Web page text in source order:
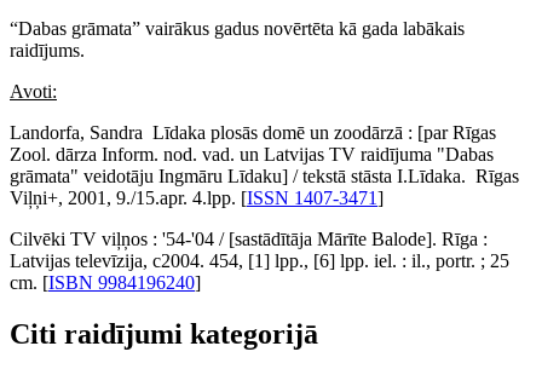
“Dabas grāmata” vairākus gadus novērtēta kā gada labākais
raidījums.
Avoti:
Landorfa, Sandra Līdaka plosās domē un zoodārzā : [par Rīgas
Zool. dārza Inform. nod. vad. un Latvijas TV raidījuma "Dabas
grāmata" veidotāju Ingmāru Līdaku] / tekstā stāsta I.Līdaka. Rīgas
Viļņi+, 2001, 9./15.apr. 4.lpp. [ISSN 1407-3471]
Cilvēki TV viļņos : '54-'04 / [sastādītāja Mārīte Balode]. Rīga :
Latvijas televīzija, c2004. 454, [1] lpp., [6] lpp. iel. : il., portr. ; 25
cm. [ISBN 9984196240]
Citi raidījumi kategorijā